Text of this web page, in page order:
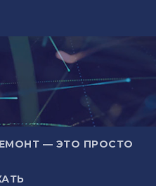
— ЭТО ПРОСТО